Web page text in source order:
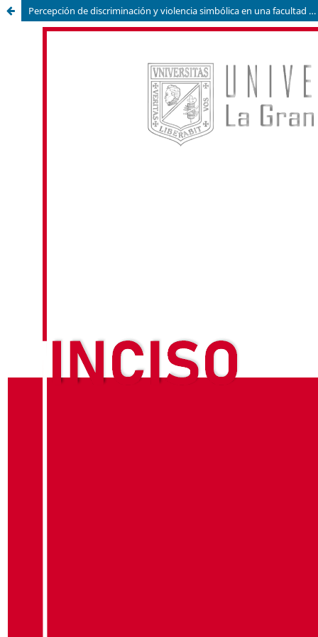
Percepción de discriminación y violencia simbólica en una facultad del área de la salud